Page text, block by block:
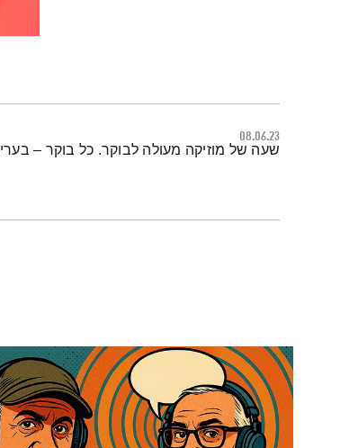
08.06.23
תמצית הפודקאסט
שעה של מוזיקה מעולה לבוקר. כל בוקר –